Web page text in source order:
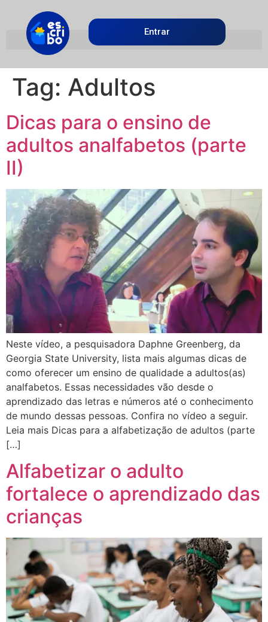
Entrar
Tag: Adultos
Dicas para o ensino de
adultos analfabetos (parte
II)
Neste vídeo, a pesquisadora Daphne Greenberg, da
Georgia State University, lista mais algumas dicas de
como oferecer um ensino de qualidade a adultos(as)
analfabetos. Essas necessidades vão desde o
aprendizado das letras e números até o conhecimento
de mundo dessas pessoas. Confira no vídeo a seguir.
Leia mais Dicas para a alfabetização de adultos (parte
[…]
Alfabetizar o adulto
fortalece o aprendizado das
crianças